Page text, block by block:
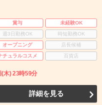
賞与
未経験OK
週3日勤務OK
時短勤務OK
オープニング
店長候補
チュラルコスメ 百貨店
木) 23時59分
詳細を見る